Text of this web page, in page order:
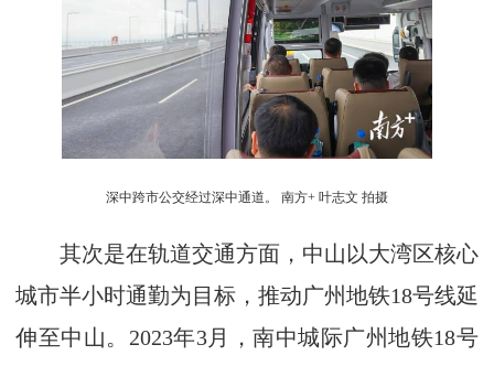
深中跨市公交经过深中通道。 南方+ 叶志文 拍摄
其次是在轨道交通方面，中山以大湾区核心
城市半小时通勤为目标，推动广州地铁18号线延
伸至中山。2023年3月，南中城际广州地铁18号